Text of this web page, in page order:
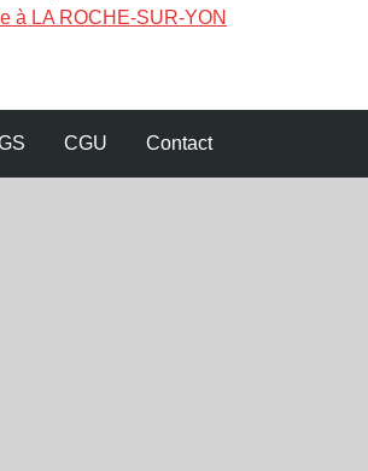
à LA ROCHE-SUR-YON
CGU Contact